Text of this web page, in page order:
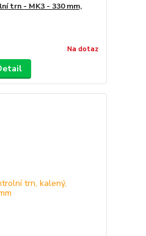
trn - MK3 - 330 mm,
Na dotaz